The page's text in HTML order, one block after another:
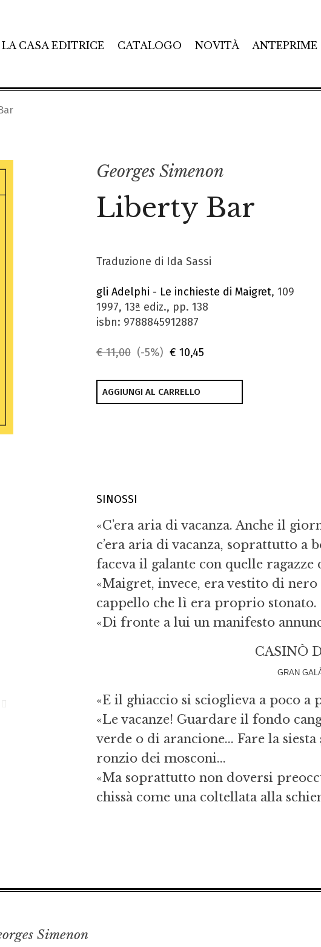
LA CASA EDITRICE CATALOGO NOVITÀ ANTEPRIME
Georges Simenon
Liberty Bar
Traduzione di Ida Sassi
gli Adelphi - Le inchieste di Maigret, 109
1997, 13ª ediz., pp. 138
isbn: 9788845912887
€ 11,00 (-5%) € 10,45
AGGIUNGI AL CARRELLO
SINOSSI
«C’era aria di vacanza. Anche il
c’era aria di vacanza, soprattutto a
faceva il galante con quelle
«Maigret, invece, era vestito di
cappello che lì era proprio stonato.
«Di fronte a lui un manifesto
CASINÒ
GRAN
«E il ghiaccio si scioglieva a poco a
«Le vacanze! Guardare il fondo
verde o di arancione... Fare la
ronzio dei mosconi...
«Ma soprattutto non doversi
chissà come una coltellata alla
Simenon